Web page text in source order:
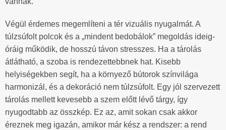
Végül érdemes megemlíteni a tér vizuális nyugalmát. A
túlzsúfolt polcok és a „mindent bedobálok” megoldás ideig-
óráig működik, de hosszú távon stresszes. Ha a tárolás
átlátható, a szoba is rendezettebbnek hat. Kisebb
helyiségekben segít, ha a környező bútorok színvilága
harmonizál, és a dekoráció nem túlzsúfolt. Egy jól szervezett
tárolás mellett kevesebb a szem előtt lévő tárgy, így
nyugodtabb az összkép. Ez az, amit sokan csak akkor
éreznek meg igazán, amikor már kész a rendszer: a rend